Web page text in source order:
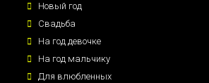
Новый год
Свадьба
На год девочке
На год мальчику
Для влюбленных